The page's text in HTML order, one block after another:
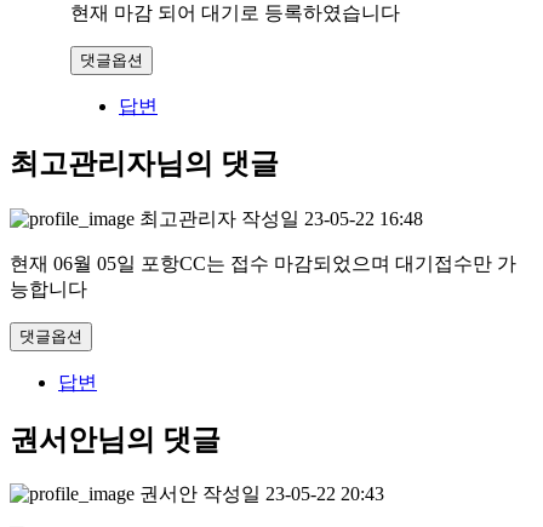
현재 마감 되어 대기로 등록하였습니다
댓글옵션
답변
최고관리자님의 댓글
최고관리자 작성일 23-05-22 16:48
현재 06월 05일 포항CC는 접수 마감되었으며 대기접수만 가
능합니다
댓글옵션
답변
권서안님의 댓글
권서안 작성일 23-05-22 20:43